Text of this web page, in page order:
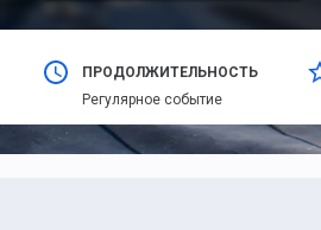
ПРОДОЛЖИТЕЛЬНОСТЬ
Регулярное событие